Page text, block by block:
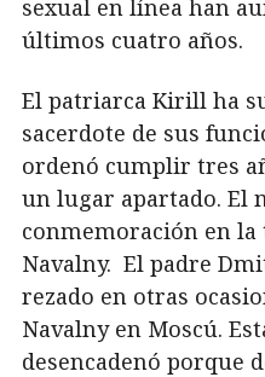
sexual en línea han
últimos cuatro años.
El patriarca Kirill ha
sacerdote de sus
ordenó cumplir tres
un lugar apartado. El
conmemoración en la
Navalny. El padre
rezado en otras
Navalny en Moscú.
desencadenó porque